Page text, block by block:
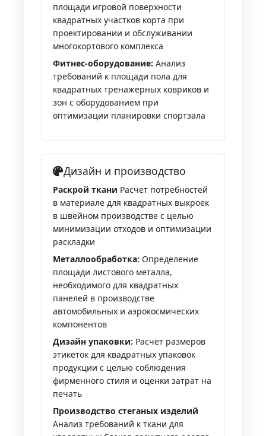
площади игровой поверхности
квадратных участков корта при
проектировании и обслуживании
многокортового комплекса
Фитнес-оборудование: Анализ
требований к площади пола для
квадратных тренажерных ковриков и
зон с оборудованием при
оптимизации планировки спортзала
Дизайн и производство
Раскрой ткани Расчет потребностей
в материале для квадратных выкроек
в швейном производстве с целью
минимизации отходов и оптимизации
раскладки
Металлообработка: Определение
площади листового металла,
необходимого для квадратных
панелей в производстве
автомобильных и аэрокосмических
компонентов
Дизайн упаковки: Расчет размеров
этикеток для квадратных упаковок
продукции с целью соблюдения
фирменного стиля и оценки затрат на
печать
Производство стеганых изделий
Анализ требований к ткани для